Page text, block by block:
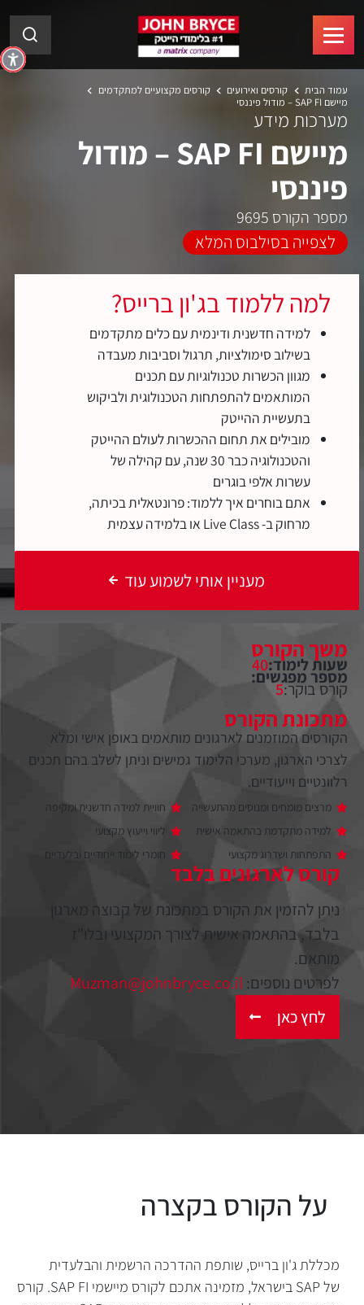
עמוד הבית קורסים ואירועים
קורסים מקצועיים למתקדמים
מיישם SAP FI – מודול פיננסי
מערכות מידע
מיישם SAP FI – מודול
פיננסי
מספר הקורס 9695
לצפייה בסילבוס המלא
למה ללמוד בג'ון ברייס?
למידה חדשנית ודינמית עם כלים מתקדמים
בשילוב סימולציות, תרגול וסביבות מעבדה
מגוון הכשרות טכנולוגיות עם תכנים
המותאמים להתפתחות הטכנולוגית ולביקוש
בתעשיית ההייטק
מובילים את תחום ההכשרות לעולם ההייטק
והטכנולוגיה כבר 30 שנה, עם קהילה של
עשרות אלפי בוגרים
אתם בוחרים איך ללמוד: פרונטאלית בכיתה,
מרחוק ב- Live Class או בלמידה עצמית
מעניין אותי לשמוע עוד
קורס לארגונים בלבד
ניתן להזמין את הקורס במתכונת של קבוצה מארגון
בלבד, בהתאמה אישית לצורך המקצועי ובלו"ז
מותאם.
לפרטים נוספים: Muzman@johnbryce.co.il
לחץ כאן
משך הקורס
שעות לימוד:40
מספר מפגשים:
קורס בוקר:5
מתכונת הקורס
הקורסים המוזמנים לארגונים מותאמים באופן אישי ומלא
לצרכי הארגון, מערכי הלימוד גמישים וניתן לשלב בהם תכנים
רלוונטיים וייעודיים.
מרצים מומחים ומנוסים מהתעשייה
למידה מתקדמת בהתאמה אישית
התפתחות ושדרוג מקצועי
חוויית למידה חדשנית ומקיפה
ליווי וייעוץ מקצועי
חומרי לימוד ייחודיים ובלעדיים
מכללת ג'ון ברייס, שותפת ההדרכה הרשמית והבלעדית
שלSAP בישראל, מזמינה אתכם לקורס מיישמי SAP FI. קורס